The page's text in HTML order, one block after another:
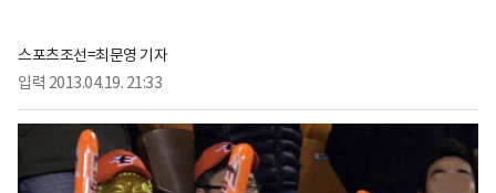
스포츠조선=최문영 기자
입력 2013.04.19. 21:33